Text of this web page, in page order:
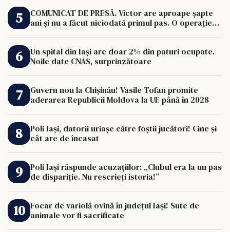
COMUNICAT DE PRESĂ. Victor are aproape șapte
ani și nu a făcut niciodată primul pas. O operație
Un spital din Iași are doar 2% din paturi ocupate.
Noile date CNAS, surprinzătoare
Guvern nou la Chișinău! Vasile Tofan promite
aderarea Republicii Moldova la UE până în 2028
Poli Iași, datorii uriașe către foștii jucători! Cine și
cât are de încasat
Poli Iași răspunde acuzațiilor: „Clubul era la un pas
de dispariție. Nu rescrieți istoria!”
Focar de variolă ovină în județul Iași! Sute de
animale vor fi sacrificate